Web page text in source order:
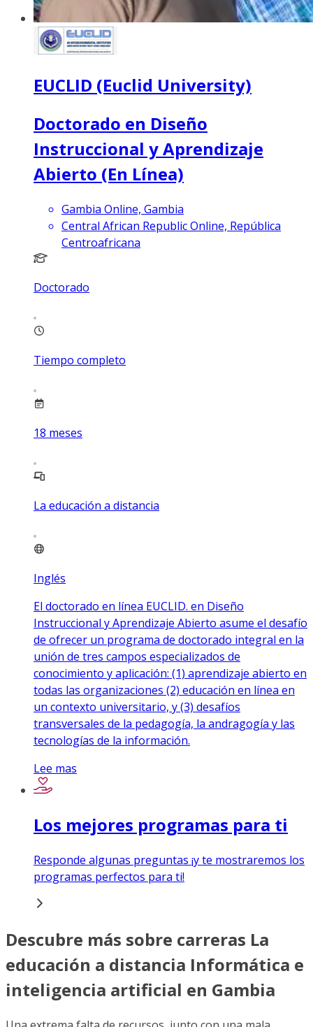
EUCLID (Euclid University)
Doctorado en Diseño
Instruccional y Aprendizaje
Abierto (En Línea)
Gambia Online, Gambia
Central African Republic Online, República
Centroafricana
Doctorado
Tiempo completo
18 meses
La educación a distancia
Inglés
El doctorado en línea EUCLID. en Diseño
Instruccional y Aprendizaje Abierto asume el desafío
de ofrecer un programa de doctorado integral en la
unión de tres campos especializados de
conocimiento y aplicación: (1) aprendizaje abierto en
todas las organizaciones (2) educación en línea en
un contexto universitario, y (3) desafíos
transversales de la pedagogía, la andragogía y las
tecnologías de la información.
Lee mas
Los mejores programas para ti
Responde algunas preguntas ¡y te mostraremos los
programas perfectos para ti!
Descubre más sobre carreras La
educación a distancia Informática e
inteligencia artificial en Gambia